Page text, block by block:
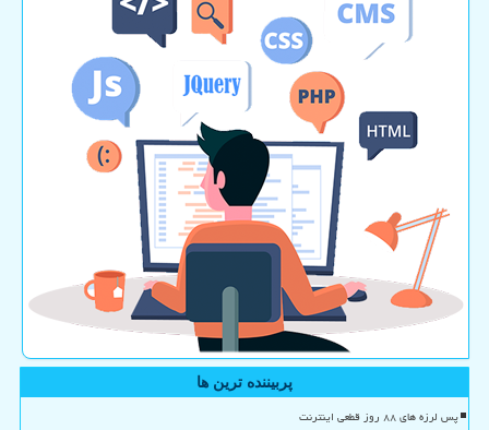
پربیننده ترین ها
پس لرزه های ۸۸ روز قطعی اینترنت